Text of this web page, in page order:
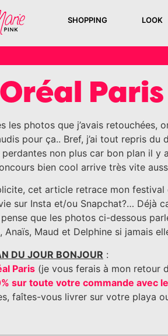
SHOPPING LOOK
Paris
photos que j’avais retouchées,
pour ça.. Bref, j’ai tout repris du
non plus car bon plan il y
bien cool arrive très vite
cet article retrace mon festival
sur Insta et/ou Snapchat?… Déjà
que les photos ci-dessous
Anaïs, Maud et Delphine si jamais
DU JOUR BONJOUR :
Paris (je vous ferais à mon retour
sur toute votre commande avec
faîtes-vous livrer sur votre playa